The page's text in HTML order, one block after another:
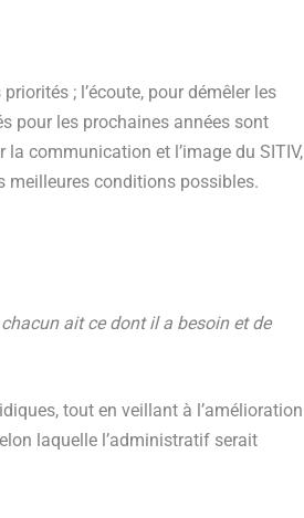
; l’écoute, pour démêler les
pour les prochaines années sont
communication et l’image du SITIV,
meilleures conditions possibles.
ait ce dont il a besoin et de
tout en veillant à l’amélioration
laquelle l’administratif serait